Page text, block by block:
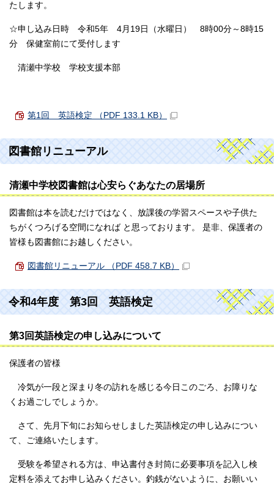
たします。
☆申し込み日時 令和5年 4月19日（水曜日） 8時00分～8時15
分 保健室前にて受付します
清瀬中学校 学校支援本部
第1回 英語検定 （PDF 133.1 KB）
図書館リニューアル
清瀬中学校図書館は心安らぐあなたの居場所
図書館は本を読むだけではなく、放課後の学習スペースや子供た
ちがくつろげる空間になれば と思っております。 是非、保護者の
皆様も図書館にお越しください。
図書館リニューアル （PDF 458.7 KB）
令和4年度 第3回 英語検定
第3回英語検定の申し込みについて
保護者の皆様
冷気が一段と深まり冬の訪れを感じる今日このごろ、お障りな
くお過ごしでしょうか。
さて、先月下旬にお知らせしました英語検定の申し込みについ
て、ご連絡いたします。
受験を希望される方は、申込書付き封筒に必要事項を記入し検
定料を添えてお申し込みください。釣銭がないように、お願いい